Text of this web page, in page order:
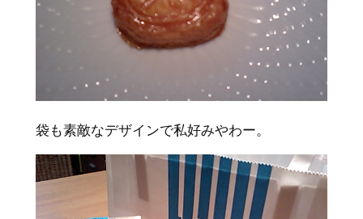
袋も素敵なデザインで私好みやわー。